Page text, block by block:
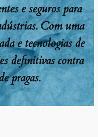
e seguros para
Com uma
e tecnologias de
definitivas contra
pragas.